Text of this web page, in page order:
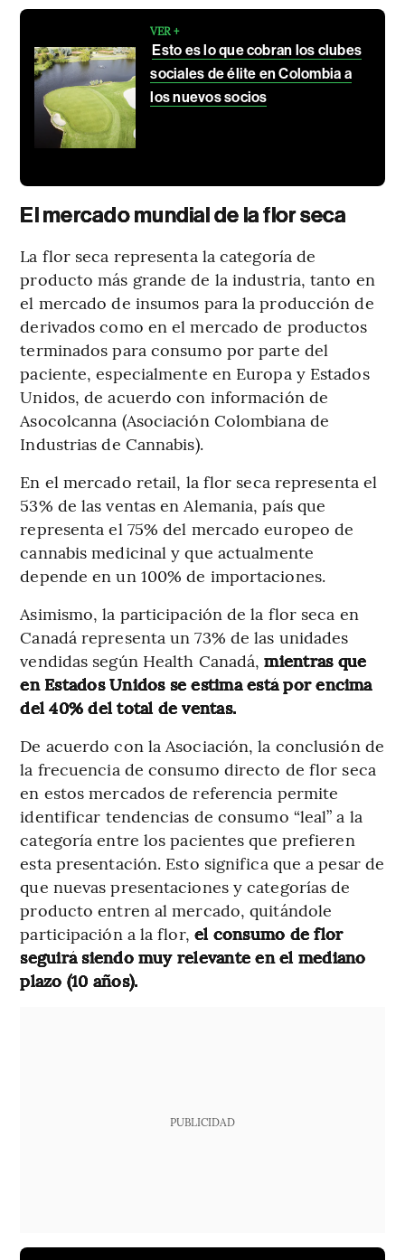
VER +
Esto es lo que cobran los clubes
sociales de élite en Colombia a
los nuevos socios
El mercado mundial de la flor seca
La flor seca representa la categoría de
producto más grande de la industria, tanto en
el mercado de insumos para la producción de
derivados como en el mercado de productos
terminados para consumo por parte del
paciente, especialmente en Europa y Estados
Unidos, de acuerdo con información de
Asocolcanna (Asociación Colombiana de
Industrias de Cannabis).
En el mercado retail, la flor seca representa el
53% de las ventas en Alemania, país que
representa el 75% del mercado europeo de
cannabis medicinal y que actualmente
depende en un 100% de importaciones.
Asimismo, la participación de la flor seca en
Canadá representa un 73% de las unidades
vendidas según Health Canadá,mientras que
en Estados Unidos se estima está por encima
del 40% del total de ventas.
De acuerdo con la Asociación, la conclusión de
la frecuencia de consumo directo de flor seca
en estos mercados de referencia permite
identificar tendencias de consumo “leal” a la
categoría entre los pacientes que prefieren
esta presentación. Esto significa que a pesar de
que nuevas presentaciones y categorías de
producto entren al mercado, quitándole
participación a la flor, el consumo de flor
seguirá siendo muy relevante en el mediano
plazo (10 años).
PUBLICIDAD